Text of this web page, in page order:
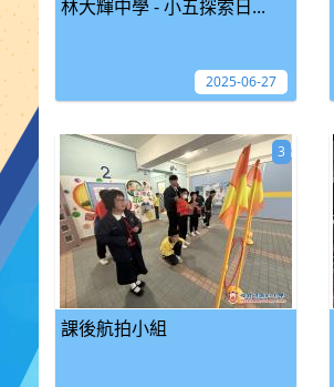
林大輝中學 - 小五探索日...
2025-06-27
課後航拍小組
3